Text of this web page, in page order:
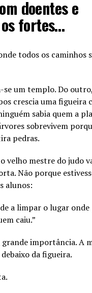
doentes e
fortes…
todos os caminhos
se um templo. Do
crescia uma figueira
sabia quem a
sobrevivem
pedras.
velho mestre do judo
Não porque
alunos:
a limpar o lugar onde
caiu.”
grande importância. A
da figueira.